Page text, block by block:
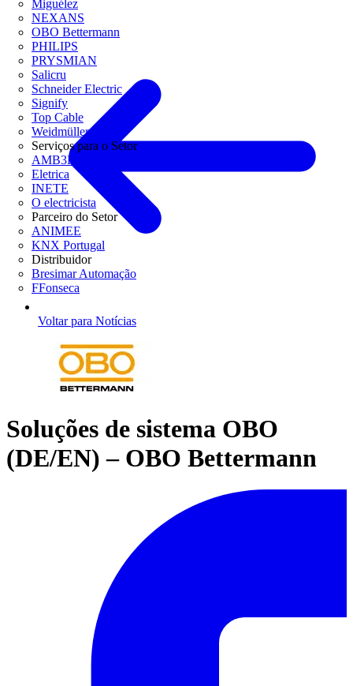
Miguélez
NEXANS
OBO Bettermann
PHILIPS
PRYSMIAN
Salicru
Schneider Electric
Signify
Top Cable
Weidmüller
Serviços para o Setor
AMB3E
Eletrica
INETE
O electricista
Parceiro do Setor
ANIMEE
KNX Portugal
Distribuidor
Bresimar Automação
FFonseca
Voltar para Notícias
Soluções de sistema OBO
(DE/EN) – OBO Bettermann